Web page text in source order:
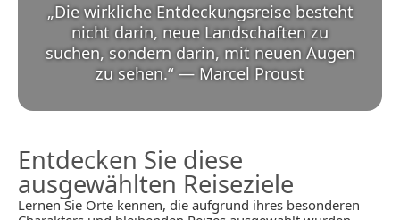
„Die wirkliche Entdeckungsreise besteht
nicht darin, neue Landschaften zu
suchen, sondern darin, mit neuen Augen
zu sehen.“ — Marcel Proust
Entdecken Sie diese
ausgewählten Reiseziele
Lernen Sie Orte kennen, die aufgrund ihres besonderen